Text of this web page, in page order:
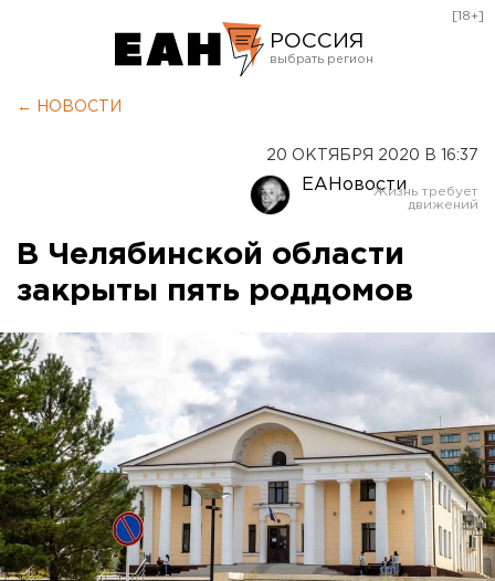
РОССИЯ
Оренбург
[18+]
← НОВОСТИ
20 ОКТЯБРЯ 2020 В 16:37
ЕАНовости
В Челябинской области
закрыты пять роддомов